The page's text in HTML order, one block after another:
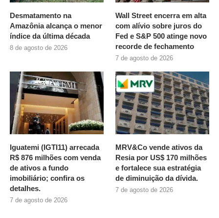
Desmatamento na
Amazônia alcança o menor
índice da última década
8 de agosto de 2026
Wall Street encerra em alta
com alívio sobre juros do
Fed e S&P 500 atinge novo
recorde de fechamento
7 de agosto de 2026
Iguatemi (IGTI11) arrecada
R$ 876 milhões com venda
de ativos a fundo
imobiliário; confira os
detalhes.
7 de agosto de 2026
MRV&Co vende ativos da
Resia por US$ 170 milhões
e fortalece sua estratégia
de diminuição da dívida.
7 de agosto de 2026